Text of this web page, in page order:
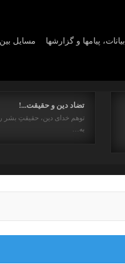
مسایل بیانات، پیامها و گزارشها
تضاد دین و حقیقت...!
توهم خدای دین، حقیقتِ بشر
به…